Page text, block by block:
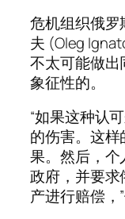
危机组织俄罗
夫 (Oleg
不太可能做
象征性的。
“如果这种认
的伤害。这
果。然后，
政府，并要
产进行赔偿，”